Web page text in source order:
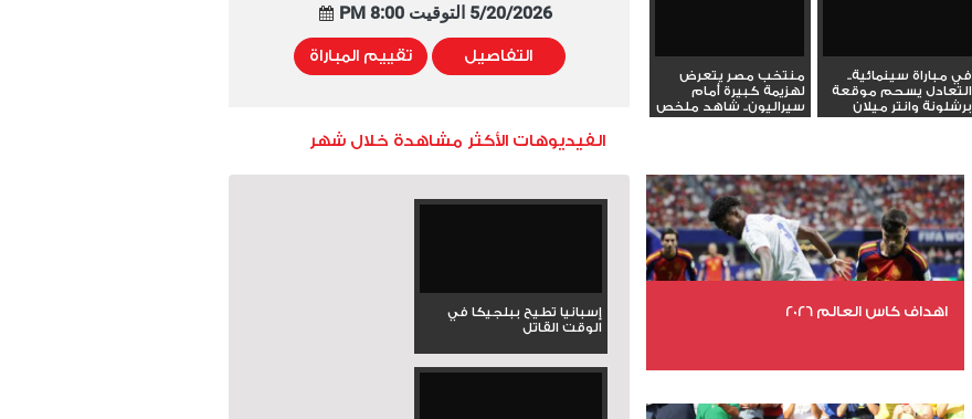
في مباراة سينمائية..
التعادل يسحم موقعة
برشلونة وانتر ميلان
منتخب مصر يتعرض
لهزيمة كبيرة أمام
سيراليون.. شاهد ملخص
اهداف كاس العالم 2026
عدد المشاهدات 1965
5/20/2026 التوقيت 8:00 PM
التفاصيل تقييم المباراة
الفيديوهات الأكثر مشاهدة خلال شهر
إسبانيا تطيح ببلجيكا في
الوقت القاتل